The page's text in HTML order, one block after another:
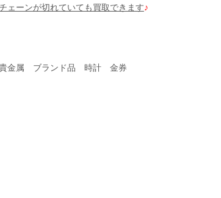
ェーンが切れていても買取できます♪
金属 ブランド品 時計 金券